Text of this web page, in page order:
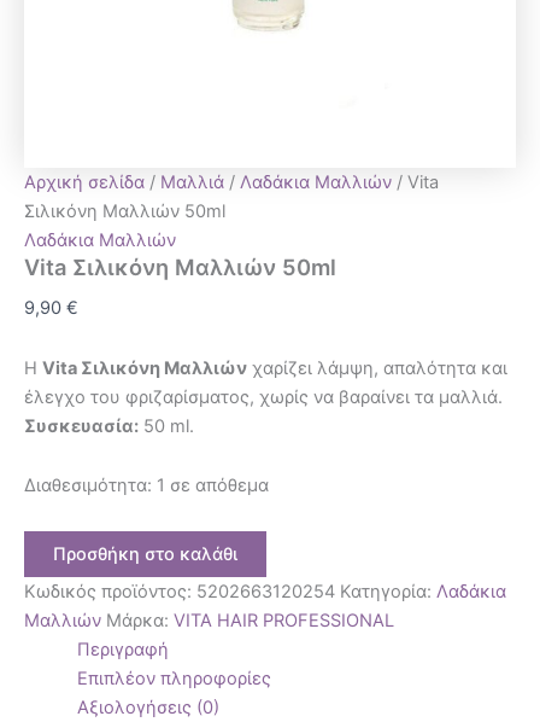
Αρχική σελίδα / Μαλλιά / Λαδάκια Μαλλιών / Vita
Σιλικόνη Μαλλιών 50ml
Λαδάκια Μαλλιών
Vita Σιλικόνη Μαλλιών 50ml
9,90 €
Η Vita Σιλικόνη Μαλλιών χαρίζει λάμψη, απαλότητα και
έλεγχο του φριζαρίσματος, χωρίς να βαραίνει τα μαλλιά.
Συσκευασία: 50 ml.
Διαθεσιμότητα: 1 σε απόθεμα
Προσθήκη στο καλάθι
Κωδικός προϊόντος: 5202663120254 Κατηγορία: Λαδάκια
Μαλλιών Μάρκα: VITA HAIR PROFESSIONAL
Περιγραφή
Επιπλέον πληροφορίες
Αξιολογήσεις (0)